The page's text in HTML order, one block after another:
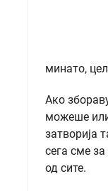
минато,
Ако
можеше или
затворија
сега сме
од сите.